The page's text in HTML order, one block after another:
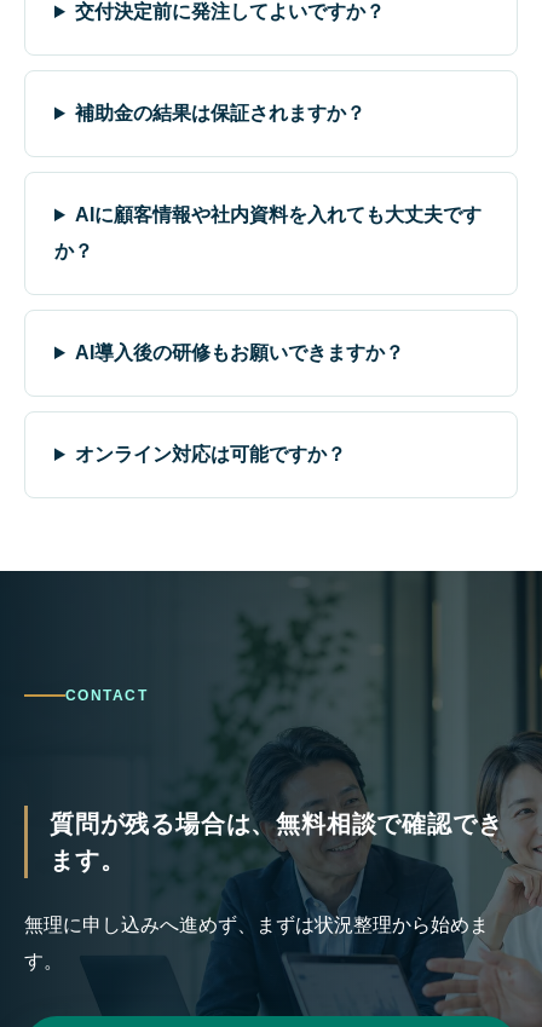
交付決定前に発注してよいですか？
補助金の結果は保証されますか？
AIに顧客情報や社内資料を入れても大丈夫です
か？
AI導入後の研修もお願いできますか？
オンライン対応は可能ですか？
CONTACT
質問が残る場合は、無料相談で確認でき
ます。
無理に申し込みへ進めず、まずは状況整理から始めま
す。